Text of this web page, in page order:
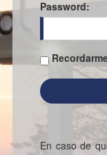
Password:
En caso de